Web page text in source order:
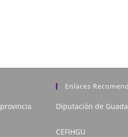
Enlaces
Diputación de
CEFIHGU